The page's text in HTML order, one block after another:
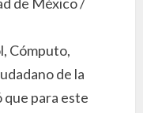
Cómputo,
de la
que para este